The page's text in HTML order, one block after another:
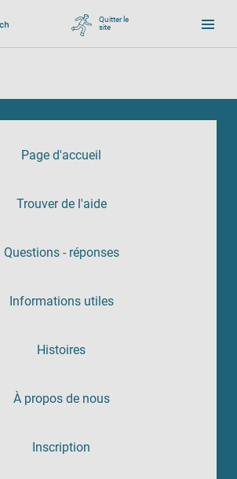
Quitter le
site, zu Google wechseln
Page d'accueil
Trouver de l'aide
Questions - réponses
Informations utiles
Histoires
À propos de nous
Inscription